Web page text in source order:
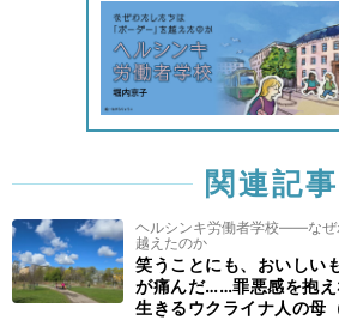
関連記事
ヘルシンキ労働者学校——なぜ
越えたのか
笑うことにも、おいしい
が痛んだ……罪悪感を抱
生きるウクライナ人の母